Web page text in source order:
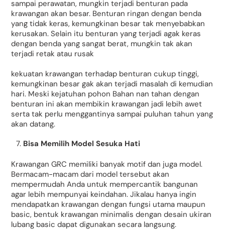
sampai perawatan, mungkin terjadi benturan pada
krawangan akan besar. Benturan ringan dengan benda
yang tidak keras, kemungkinan besar tak menyebabkan
kerusakan. Selain itu benturan yang terjadi agak keras
dengan benda yang sangat berat, mungkin tak akan
terjadi retak atau rusak
kekuatan krawangan terhadap benturan cukup tinggi,
kemungkinan besar gak akan terjadi masalah di kemudian
hari. Meski kejatuhan pohon Bahan nan tahan dengan
benturan ini akan membikin krawangan jadi lebih awet
serta tak perlu menggantinya sampai puluhan tahun yang
akan datang.
Bisa Memilih Model Sesuka Hati
Krawangan GRC memiliki banyak motif dan juga model.
Bermacam-macam dari model tersebut akan
mempermudah Anda untuk mempercantik bangunan
agar lebih mempunyai keindahan. Jikalau hanya ingin
mendapatkan krawangan dengan fungsi utama maupun
basic, bentuk krawangan minimalis dengan desain ukiran
lubang basic dapat digunakan secara langsung.